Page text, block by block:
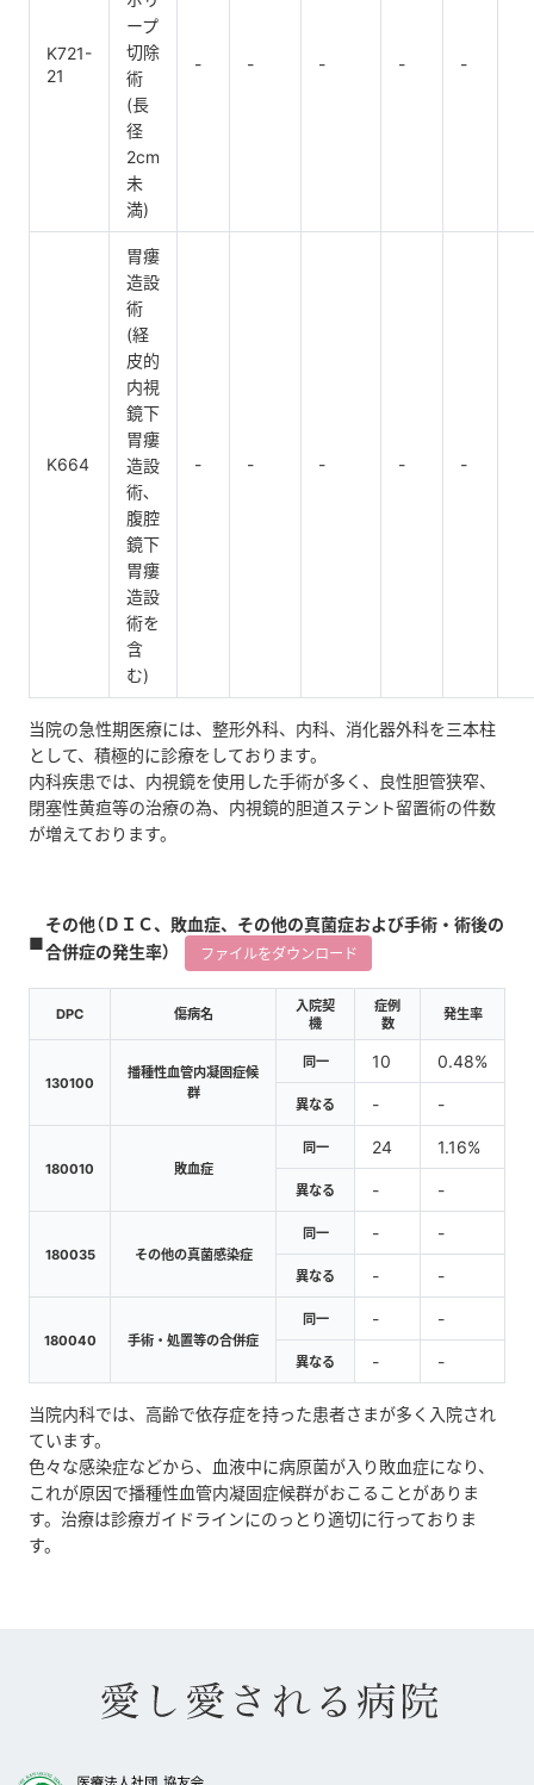
K721-
21
ープ
切除
術
(長
径
2cm
未
満)
- - - - -
K664
胃瘻
造設
術
(経
皮的
内視
鏡下
胃瘻
造設
術､
腹腔
鏡下
胃瘻
造設
術を
含
む)
- - - - -
当院の急性期医療には、整形外科、内科、消化器外科を三本柱
として、積極的に診療をしております。
内科疾患では、内視鏡を使用した手術が多く、良性胆管狭窄、
閉塞性黄疸等の治療の為、内視鏡的胆道ステント留置術の件数
が増えております。
その他（ＤＩＣ、敗血症、その他の真菌症および手術・術後の
合併症の発生率）
ファイルをダウンロード
DPC 傷病名
入院契
機
症例
数
発生率
130100
播種性血管内凝固症候
群
同一 10 0.48%
異なる - -
180010 敗血症
同一 24 1.16%
異なる - -
180035 その他の真菌感染症
同一 - -
異なる - -
180040 手術・処置等の合併症
同一 - -
異なる - -
当院内科では、高齢で依存症を持った患者さまが多く入院され
ています。
色々な感染症などから、血液中に病原菌が入り敗血症になり、
これが原因で播種性血管内凝固症候群がおこることがありま
す。治療は診療ガイドラインにのっとり適切に行っておりま
す。